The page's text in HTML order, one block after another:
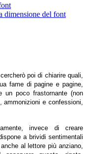
dimensione del font
poi di chiarire quali,
fame di pagine e pagine,
un poco frastornante (non
e confessioni,
invece di creare
a brividi sentimentali
al lettore più anziano,